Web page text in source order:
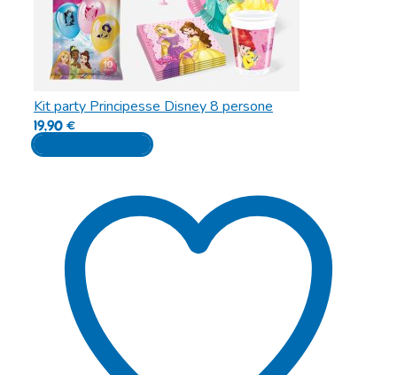
Kit party Principesse Disney 8 persone
19,90€
Aggiungi al carrello